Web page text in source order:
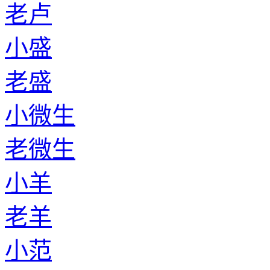
老卢
小盛
老盛
小微生
老微生
小羊
老羊
小范